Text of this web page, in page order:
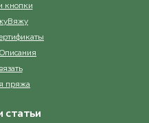
кнопки
пряжа
статьи